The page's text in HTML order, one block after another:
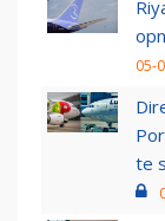
05-
te